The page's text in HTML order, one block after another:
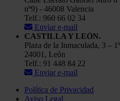
nº9) - 46008 Valencia
Telf.: 960 66 02 34
Enviar e-mail
CASTILLA Y LEÓN.
Plaza de la Inmaculada, 3 –
24001, León
Telf.: 91 448 84 22
Enviar e-mail
Política de Privacidad
Aviso Legal